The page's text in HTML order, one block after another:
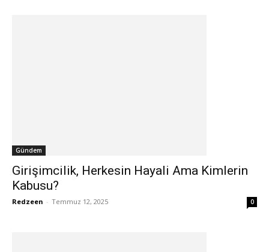
Gündem
Girişimcilik, Herkesin Hayali Ama Kimlerin
Kabusu?
Redzeen - Temmuz 12, 2025 0